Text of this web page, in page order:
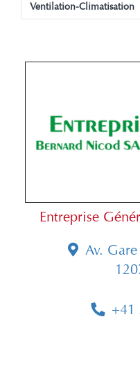
Ventilation-Climatisation
Entreprise
Av.
+41